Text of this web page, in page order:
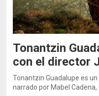
Tonantzin
con el director
Tonantzin Guadalupe es
narrado por Mabel